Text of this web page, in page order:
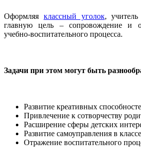
Оформляя классный уголок, учитель
главную цель – сопровождение и
учебно-воспитательного процесса.
Задачи при этом могут быть
Развитие креативных
Привлечение к сотворчеству
Расширение сферы детских
Развитие самоуправления в
Отражение воспитательного